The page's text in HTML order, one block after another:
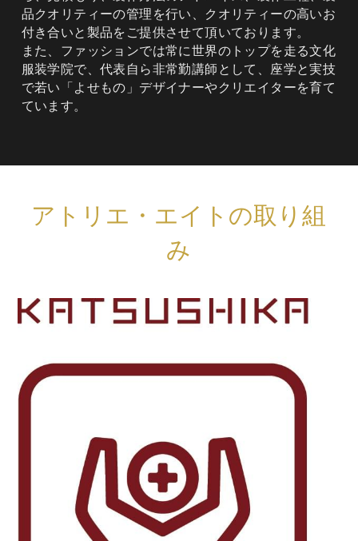
品クオリティーの管理を行い、クオリティーの高いお
付き合いと製品をご提供させて頂いております。
また、ファッションでは常に世界のトップを走る文化
服装学院で、代表自ら非常勤講師として、座学と実技
で若い「よせもの」デザイナーやクリエイターを育て
ています。
アトリエ・エイトの取り組
み